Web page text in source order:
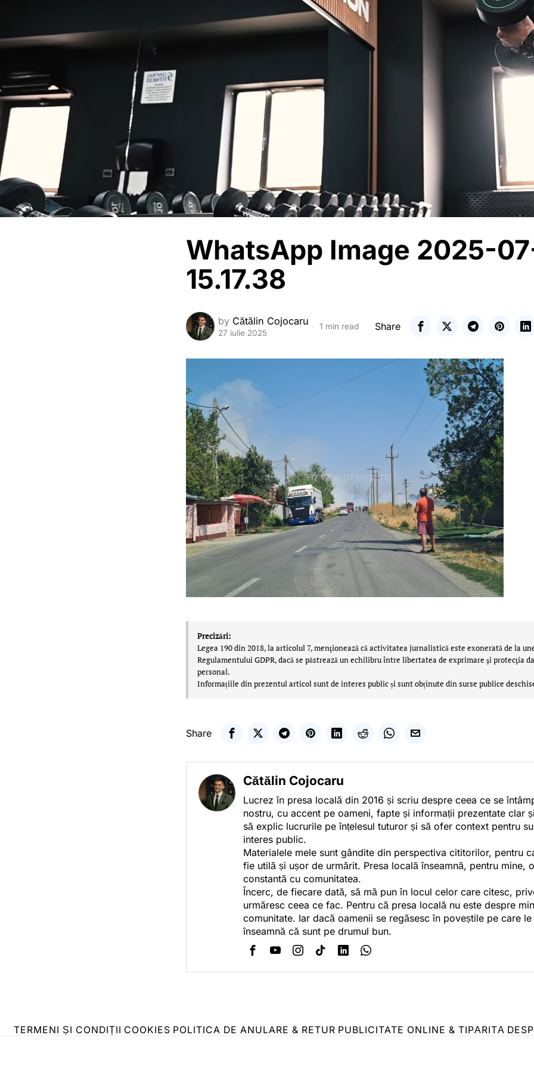
WhatsApp Image 2025-
15.17.38
by Cătălin Cojocaru
27 iulie 2025
1 min read Share
Precizări:
Legea 190 din 2018, la articolul 7, menţionează că activitatea jurnalistică este exonerată de la
Regulamentului GDPR, dacă se păstrează un echilibru între libertatea de exprimare şi protecţia
personal.
Informațiile din prezentul articol sunt de interes public și sunt obținute din surse publice
Share
Cătălin Cojocaru
Lucrez în presa locală din 2016 și scriu despre ceea ce se
nostru, cu accent pe oameni, fapte și informații prezentate clar
să explic lucrurile pe înțelesul tuturor și să ofer context pentru
interes public.
Materialele mele sunt gândite din perspectiva cititorilor, pentru
fie utilă și ușor de urmărit. Presa locală înseamnă, pentru mine,
constantă cu comunitatea.
Încerc, de fiecare dată, să mă pun în locul celor care citesc,
urmăresc ceea ce fac. Pentru că presa locală nu este despre
comunitate. Iar dacă oamenii se regăsesc în poveștile pe care le
înseamnă că sunt pe drumul bun.
TERMENI ȘI CONDIȚII COOKIES POLITICA DE ANULARE & RETUR PUBLICITATE ONLINE & TIPĂRITĂ